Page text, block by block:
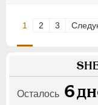
1 2 3
Осталось 6